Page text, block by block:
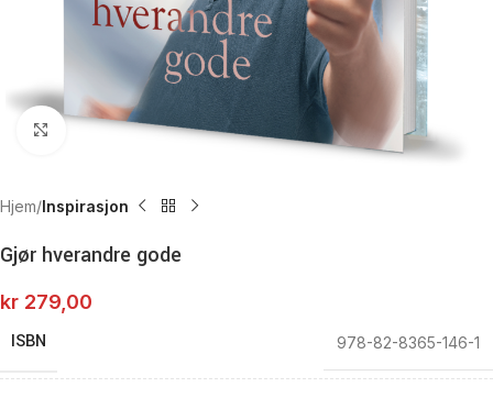
Click to enlarge
Hjem Inspirasjon
Gjør hverandre gode
kr 279,00
ISBN 978-82-8365-146-1